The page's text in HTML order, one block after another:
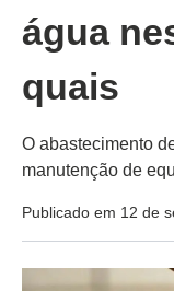
água
quais
O abastecimento
manutenção de
Publicado em 12 de